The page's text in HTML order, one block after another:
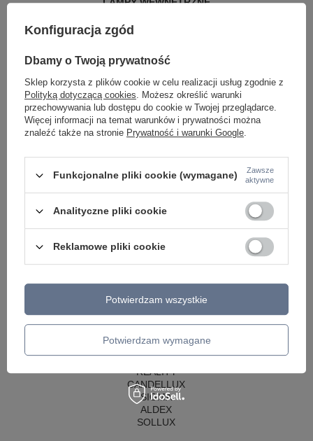
ŻYRANDOLE
ŻYRANDOLE KRYSZTAŁOWE
LAMPY WISZĄCE - OKRĘGI
KINKIETY DO SYPIALNI
LAMPY SUFITOWE OKRĄGŁE
LAMPY WISZĄCE
SŁUPKI OGRODOWE
LAMPY OGRODOWE - WISZĄCE
LAMPY WISZĄCE - ZEWNĘTRZNE
LAMPY OGRODOWE - SUFITOWE
GIRLANDY OGRODOWE
PRODUCENCI
MAYTONI
ARGON
REALITY
CANDELLUX
SIGMA
ALDEX
SOLLUX
Konfiguracja zgód
Dbamy o Twoją prywatność
Sklep korzysta z plików cookie w celu realizacji usług zgodnie z
Polityką dotyczącą cookies. Możesz określić warunki
przechowywania lub dostępu do cookie w Twojej przeglądarce.
Więcej informacji na temat warunków i prywatności można
znaleźć także na stronie Prywatność i warunki Google.
Funkcjonalne pliki cookie (wymagane)
Zawsze
aktywne
Analityczne pliki cookie
Reklamowe pliki cookie
Potwierdzam wymagane
Potwierdzam wszystkie